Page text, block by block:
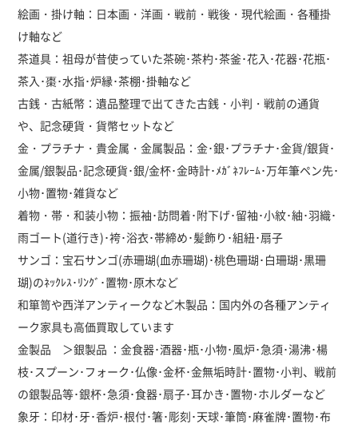
絵画・掛け軸：日本画・洋画・戦前・戦後・現代絵画・各種掛
け軸など
茶道具：祖母が昔使っていた茶碗･茶杓･茶釜･花入･花器･花瓶･
茶入･棗･水指･炉縁･茶棚･掛軸など
古銭・古紙幣：遺品整理で出てきた古銭・小判・戦前の通貨
や、記念硬貨・貨幣セットなど
金・プラチナ・貴金属・金属製品：金･銀･プラチナ･金貨/銀貨･
金属/銀製品･記念硬貨･銀/金杯･金時計･ﾒｶﾞﾈﾌﾚｰﾑ･万年筆ペン先･
小物･置物･雑貨など
着物・帯・和装小物：振袖･訪問着･附下げ･留袖･小紋･紬･羽織･
雨ゴート(道行き)･袴･浴衣･帯締め･髪飾り･組紐･扇子
サンゴ：宝石サンゴ(赤珊瑚(血赤珊瑚)･桃色珊瑚･白珊瑚･黒珊
瑚)のﾈｯｸﾚｽ･ﾘﾝｸﾞ･置物･原木など
和箪笥や西洋アンティークなど木製品：国内外の各種アンティ
ーク家具も高価買取しています
金製品 ＞銀製品 ：金食器･酒器･瓶･小物･風炉･急須･湯沸･楊
枝･スプーン･フォーク･仏像･金杯･金無垢時計･置物･小判、戦前
の銀製品等･銀杯･急須･食器･扇子･耳かき･置物･ホルダーなど
象牙：印材･牙･香炉･根付･箸･彫刻･天球･筆筒･麻雀牌･置物･布